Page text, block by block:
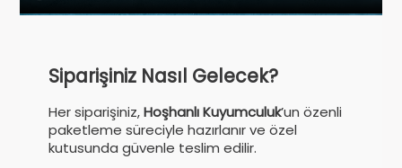
Siparişiniz Nasıl Gelecek?
Her siparişiniz,Hoşhanlı Kuyumculuk’un özenli
paketleme süreciyle hazırlanır ve özel
kutusunda güvenle teslim edilir.